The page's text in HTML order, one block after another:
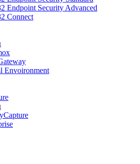
Endpoint Security Advanced
Connect
Envoironment